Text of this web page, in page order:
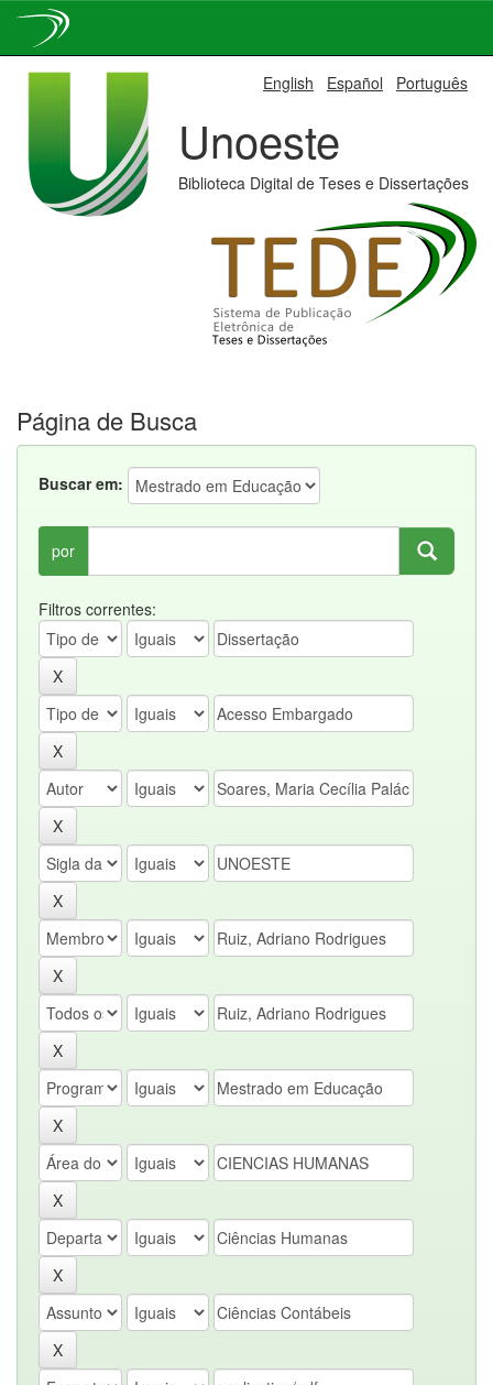
English Español Português
Unoeste
Biblioteca Digital de Teses e Dissertações
Página de Busca
Buscar em:
por
Filtros correntes: